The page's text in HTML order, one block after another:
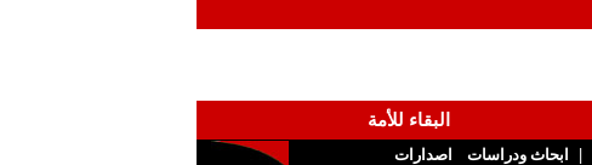
البقاء للأمة
| ابحاث ودراسات اصدارات